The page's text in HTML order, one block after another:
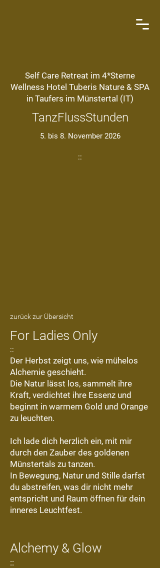
Self Care Retreat im 4*Sterne
Wellness Hotel Tuberis Nature & SPA
in Taufers im Münstertal (IT)
TanzFlussStunden
5. bis 8. November 2026
::
zurück zur Übersicht
For Ladies Only
::
Der Herbst zeigt uns, wie mühelos
Alchemie geschieht.
Die Natur lässt los, sammelt ihre
Kraft, verdichtet ihre Essenz und
beginnt in warmem Gold und Orange
zu leuchten.
Ich lade dich herzlich ein, mit mir
durch den Zauber des goldenen
Münstertals zu tanzen.
In Bewegung, Natur und Stille darfst
du abstreifen, was dir nicht mehr
entspricht und Raum öffnen für dein
inneres Leuchtfest.
Alchemy & Glow
::